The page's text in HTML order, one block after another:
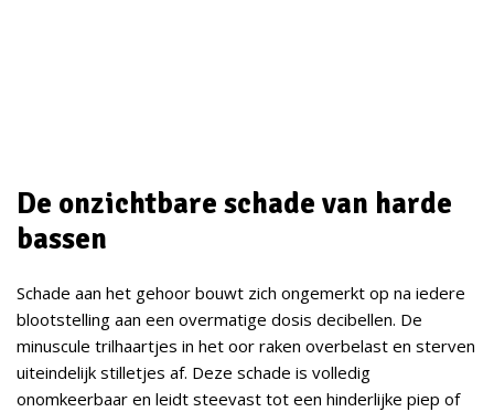
De onzichtbare schade van harde
bassen
Schade aan het gehoor bouwt zich ongemerkt op na iedere
blootstelling aan een overmatige dosis decibellen. De
minuscule trilhaartjes in het oor raken overbelast en sterven
uiteindelijk stilletjes af. Deze schade is volledig
onomkeerbaar en leidt steevast tot een hinderlijke piep of